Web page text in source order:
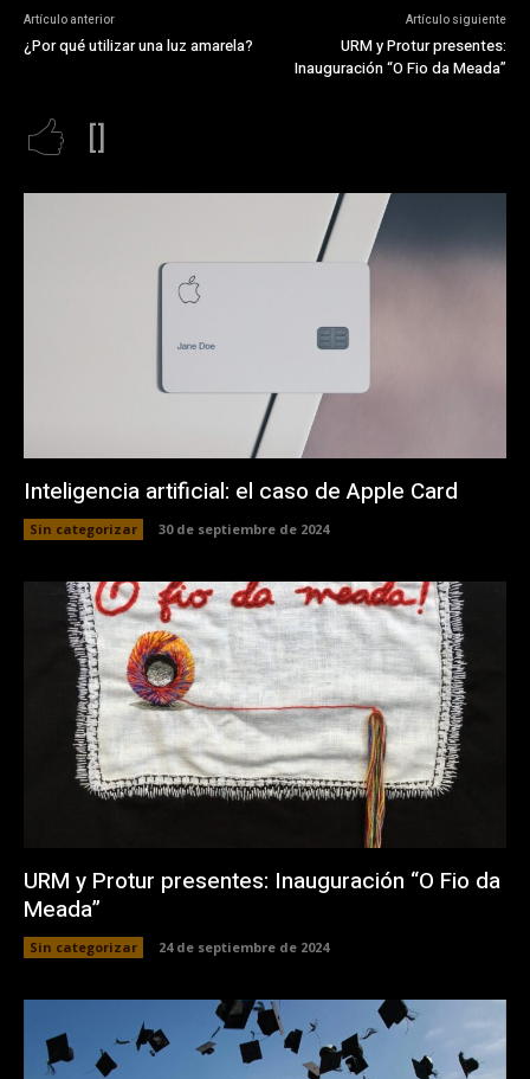
Artículo anterior
¿Por qué utilizar una luz amarela?
Artículo siguiente
URM y Protur presentes:
Inauguración “O Fio da Meada”
[]
Inteligencia artificial: el caso de Apple Card
Sin categorizar 30 de septiembre de 2024
URM y Protur presentes: Inauguración “O Fio da
Meada”
Sin categorizar 24 de septiembre de 2024